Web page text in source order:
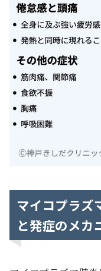
マイコプラズ
と発症のメカ